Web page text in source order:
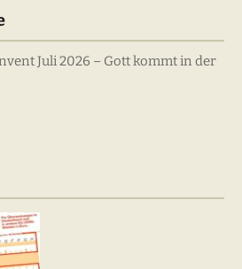
Juli 2026 – Gott kommt in der